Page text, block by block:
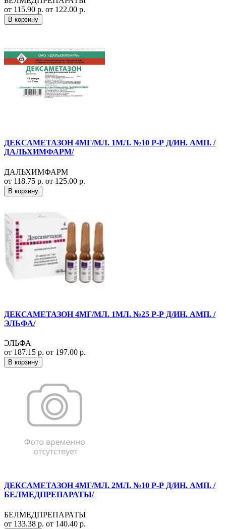
от 115.90 р. от 122.00 р.
В корзину
ДЕКСАМЕТАЗОН 4МГ/МЛ. 1МЛ. №10 Р-Р Д/ИН. АМП. /
ДАЛЬХИМФАРМ/
ДАЛЬХИМФАРМ
от 118.75 р. от 125.00 р.
В корзину
ДЕКСАМЕТАЗОН 4МГ/МЛ. 1МЛ. №25 Р-Р Д/ИН. АМП. /
ЭЛЬФА/
ЭЛЬФА
от 187.15 р. от 197.00 р.
В корзину
ДЕКСАМЕТАЗОН 4МГ/МЛ. 2МЛ. №10 Р-Р Д/ИН. АМП. /
БЕЛМЕДПРЕПАРАТЫ/
БЕЛМЕДПРЕПАРАТЫ
от 133.38 р. от 140.40 р.